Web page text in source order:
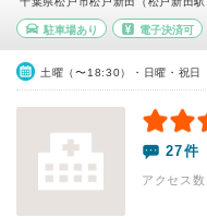
駐車場あり 電子決済可
土曜（〜18:30）・日曜・祝日
27件
アクセス